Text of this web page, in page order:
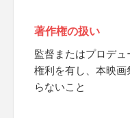
著作権の扱い
監督またはプロデ
権利を有し、本映画
らないこと